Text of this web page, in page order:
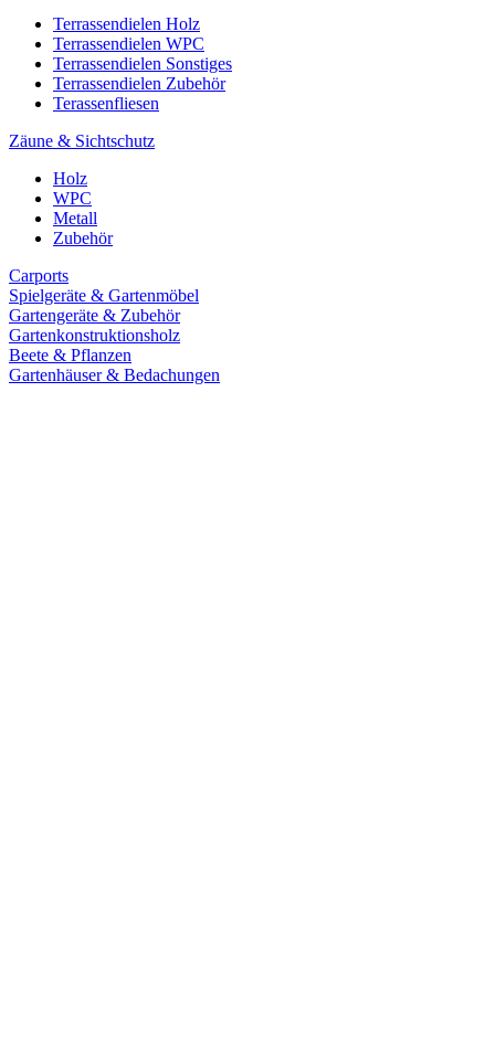
Terrassendielen Holz
Terrassendielen WPC
Terrassendielen Sonstiges
Terrassendielen Zubehör
Terassenfliesen
Zäune & Sichtschutz
Holz
WPC
Metall
Zubehör
Carports
Spielgeräte & Gartenmöbel
Gartengeräte & Zubehör
Gartenkonstruktionsholz
Beete & Pflanzen
Gartenhäuser & Bedachungen